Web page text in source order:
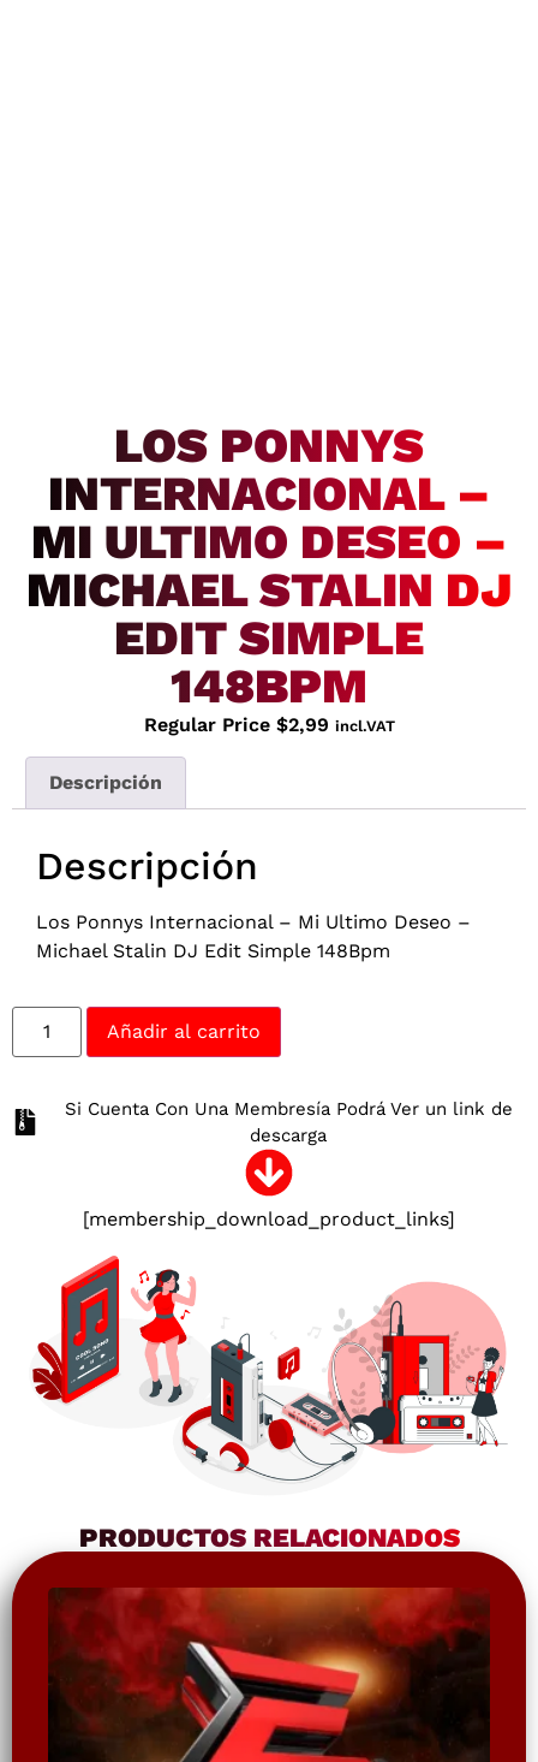
LOS PONNYS
INTERNACIONAL –
MI ULTIMO DESEO –
MICHAEL STALIN DJ
EDIT SIMPLE
148BPM
Regular Price $2,99 incl.VAT
Descripción
Descripción
Los Ponnys Internacional – Mi Ultimo Deseo –
Michael Stalin DJ Edit Simple 148Bpm
Añadir al carrito
Si Cuenta Con Una Membresía Podrá Ver un link de
descarga
[membership_download_product_links]
PRODUCTOS RELACIONADOS